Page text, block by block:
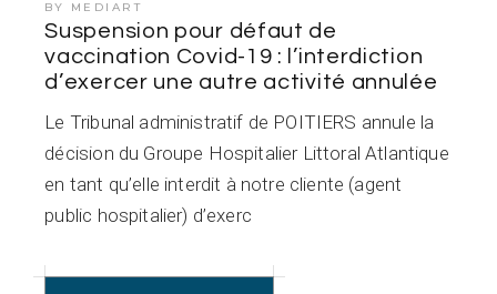
BY MEDIART
Suspension pour défaut de
vaccination Covid-19 : l’interdiction
d’exercer une autre activité annulée
Le Tribunal administratif de POITIERS annule la
décision du Groupe Hospitalier Littoral Atlantique
en tant qu’elle interdit à notre cliente (agent
public hospitalier) d’exerc